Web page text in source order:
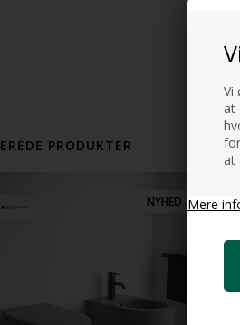
Vi
at
at
Mere
PRODUKTER
NYHED